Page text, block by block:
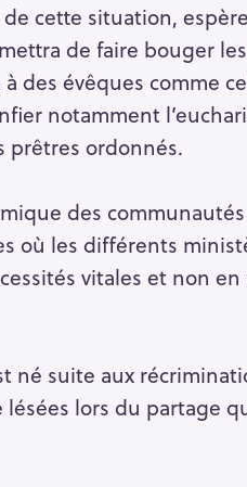
de cette situation,
de faire bouger
à des évêques comme
notamment
prêtres ordonnés.
des
où les différents
vitales et non
né suite aux
lors du partage